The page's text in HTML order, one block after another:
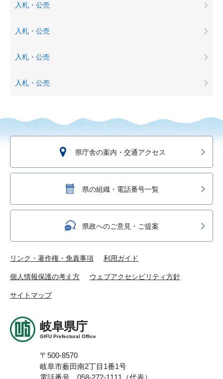
入札・公売
入札・公売
入札・公売
入札・公売
県庁舎の案内・交通アクセス
県の組織・電話番号一覧
県政へのご意見・ご提案
リンク・著作権・免責事項 利用ガイド
個人情報保護の考え方 ウェブアクセシビリティ方針
サイトマップ
岐阜県庁
GIFU Prefectural Office
〒500-8570
岐阜市薮田南2丁目1番1号
電話番号 058-272-1111（代表）